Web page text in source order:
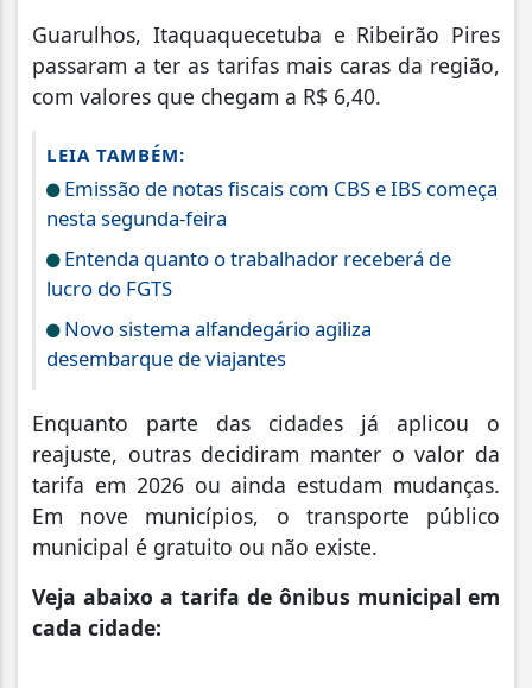
Guarulhos, Itaquaquecetuba e Ribeirão Pires
passaram a ter as tarifas mais caras da região,
com valores que chegam a R$ 6,40.
LEIA TAMBÉM:
Emissão de notas fiscais com CBS e IBS começa
nesta segunda-feira
Entenda quanto o trabalhador receberá de
lucro do FGTS
Novo sistema alfandegário agiliza
desembarque de viajantes
Enquanto parte das cidades já aplicou o
reajuste, outras decidiram manter o valor da
tarifa em 2026 ou ainda estudam mudanças.
Em nove municípios, o transporte público
municipal é gratuito ou não existe.
Veja abaixo a tarifa de ônibus municipal em
cada cidade: